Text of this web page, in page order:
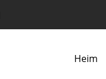
Heim